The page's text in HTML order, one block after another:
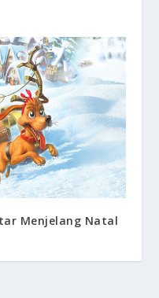
Menjelang Natal